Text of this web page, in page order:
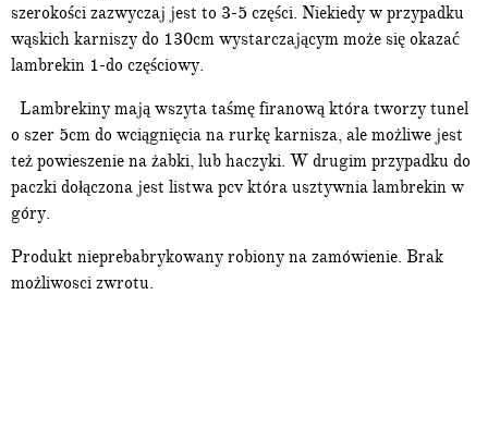
szerokości zazwyczaj jest to 3-5 części. Niekiedy w przypadku
wąskich karniszy do 130cm wystarczającym może się okazać
lambrekin 1-do częściowy.
Lambrekiny mają wszyta taśmę firanową która tworzy tunel
o szer 5cm do wciągnięcia na rurkę karnisza, ale możliwe jest
też powieszenie na żabki, lub haczyki. W drugim przypadku do
paczki dołączona jest listwa pcv która usztywnia lambrekin w
góry.
Produkt nieprebabrykowany robiony na zamówienie. Brak
możliwosci zwrotu.